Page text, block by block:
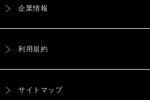
企業情報
利用規約
サイトマップ